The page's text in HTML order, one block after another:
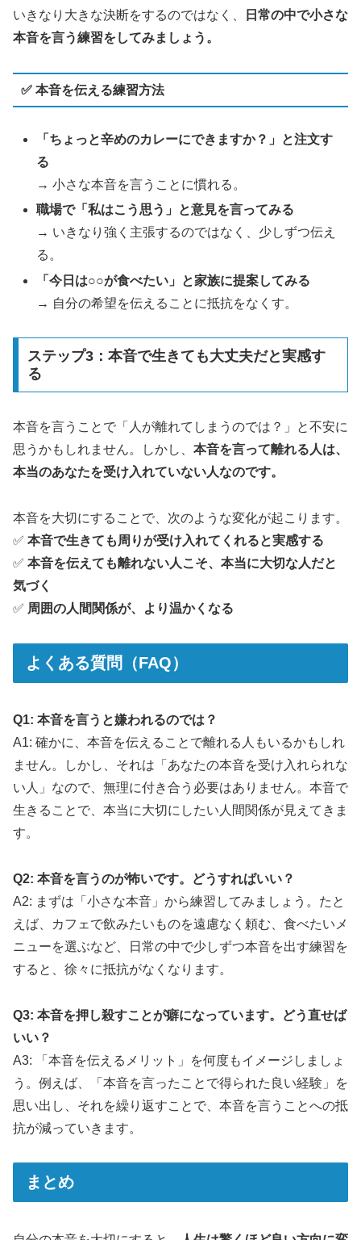
いきなり大きな決断をするのではなく、
日常の中で小さな
本音を言う練習をしてみましょう。
✅ 本音を伝える練習方法
「ちょっと辛めのカレーにできますか？」と注文す
る
→ 小さな本音を言うことに慣れる。
職場で「私はこう思う」と意見を言ってみる
→ いきなり強く主張するのではなく、少しずつ伝え
る。
「今日は○○が食べたい」と家族に提案してみる
→ 自分の希望を伝えることに抵抗をなくす。
ステップ3：本音で生きても大丈夫だと実感す
る
本音を言うことで「人が離れてしまうのでは？」と不安に
思うかもしれません。しかし、 本音を言って離れる人は、
本当のあなたを受け入れていない人なのです。
本音を大切にすることで、次のような変化が起こります。
✅ 本音で生きても周りが受け入れてくれると実感する
✅ 本音を伝えても離れない人こそ、本当に大切な人だと
気づく
✅ 周囲の人間関係が、より温かくなる
よくある質問（FAQ）
Q1: 本音を言うと嫌われるのでは？
A1: 確かに、本音を伝えることで離れる人もいるかもしれ
ません。しかし、それは「あなたの本音を受け入れられな
い人」なので、無理に付き合う必要はありません。本音で
生きることで、本当に大切にしたい人間関係が見えてきま
す。
Q2: 本音を言うのが怖いです。どうすればいい？
A2: まずは「小さな本音」から練習してみましょう。たと
えば、カフェで飲みたいものを遠慮なく頼む、食べたいメ
ニューを選ぶなど、日常の中で少しずつ本音を出す練習を
すると、徐々に抵抗がなくなります。
Q3: 本音を押し殺すことが癖になっています。どう直せば
いい？
A3: 「本音を伝えるメリット」を何度もイメージしましょ
う。例えば、「本音を言ったことで得られた良い経験」を
思い出し、それを繰り返すことで、本音を言うことへの抵
抗が減っていきます。
まとめ